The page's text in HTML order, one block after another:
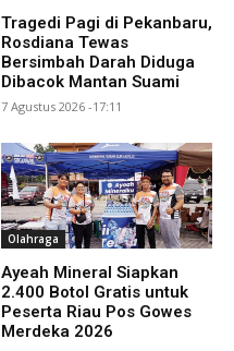
Tragedi Pagi di Pekanbaru,
Rosdiana Tewas
Bersimbah Darah Diduga
Dibacok Mantan Suami
7 Agustus 2026 -17:11
Olahraga
Ayeah Mineral Siapkan
2.400 Botol Gratis untuk
Peserta Riau Pos Gowes
Merdeka 2026